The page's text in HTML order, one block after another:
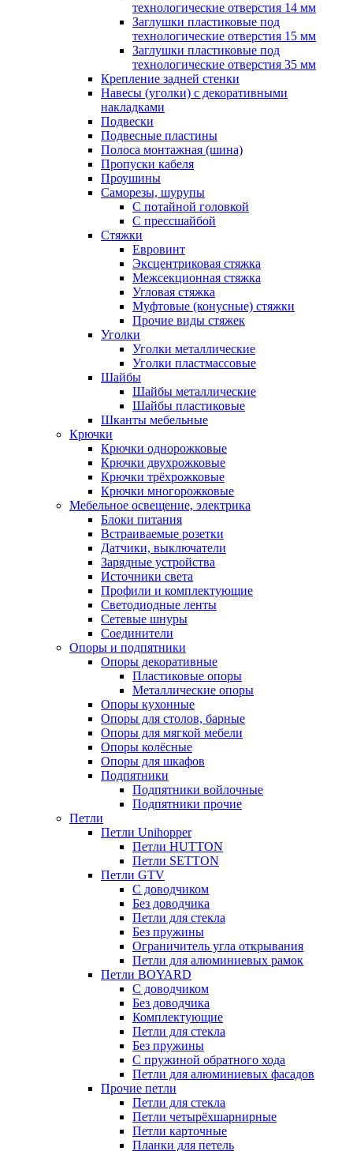
технологические отверстия 14 мм
Заглушки пластиковые под
технологические отверстия 15 мм
Заглушки пластиковые под
технологические отверстия 35 мм
Крепление задней стенки
Навесы (уголки) с декоративными
накладками
Подвески
Подвесные пластины
Полоса монтажная (шина)
Пропуски кабеля
Проушины
Саморезы, шурупы
С потайной головкой
С прессшайбой
Стяжки
Евровинт
Эксцентриковая стяжка
Межсекционная стяжка
Угловая стяжка
Муфтовые (конусные) стяжки
Прочие виды стяжек
Уголки
Уголки металлические
Уголки пластмассовые
Шайбы
Шайбы металлические
Шайбы пластиковые
Шканты мебельные
Крючки
Крючки однорожковые
Крючки двухрожковые
Крючки трёхрожковые
Крючки многорожковые
Мебельное освещение, электрика
Блоки питания
Встраиваемые розетки
Датчики, выключатели
Зарядные устройства
Источники света
Профили и комплектующие
Светодиодные ленты
Сетевые шнуры
Соединители
Опоры и подпятники
Опоры декоративные
Пластиковые опоры
Металлические опоры
Опоры кухонные
Опоры для столов, барные
Опоры для мягкой мебели
Опоры колёсные
Опоры для шкафов
Подпятники
Подпятники войлочные
Подпятники прочие
Петли
Петли Unihopper
Петли HUTTON
Петли SETTON
Петли GTV
С доводчиком
Без доводчика
Петли для стекла
Без пружины
Ограничитель угла открывания
Петли для алюминиевых рамок
Петли BOYARD
С доводчиком
Без доводчика
Комплектующие
Петли для стекла
Без пружины
С пружиной обратного хода
Петли для алюминиевых фасадов
Прочие петли
Петли для стекла
Петли четырёхшарнирные
Петли карточные
Планки для петель